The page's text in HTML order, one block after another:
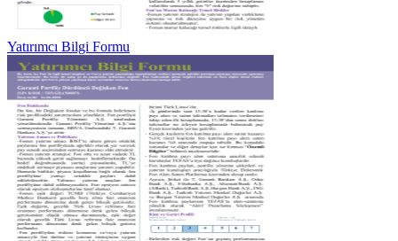
Yatırımcı Bilgi Formu